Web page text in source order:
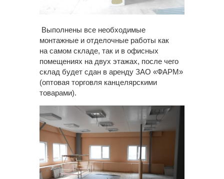
Выполнены все необходимые
монтажные и отделочные работы как
на самом складе, так и в офисных
помещениях на двух этажах, после чего
склад будет сдан в аренду ЗАО «ФАРМ»
(оптовая торговля канцелярскими
товарами).